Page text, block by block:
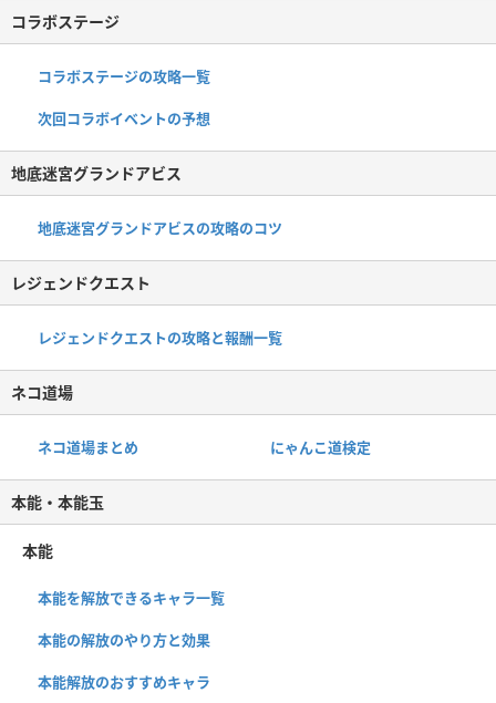
コラボステージ
コラボステージの攻略一覧
次回コラボイベントの予想
地底迷宮グランドアビス
地底迷宮グランドアビスの攻略のコツ
レジェンドクエスト
レジェンドクエストの攻略と報酬一覧
ネコ道場
ネコ道場まとめ にゃんこ道検定
本能・本能玉
本能
本能を解放できるキャラ一覧
本能の解放のやり方と効果
本能解放のおすすめキャラ